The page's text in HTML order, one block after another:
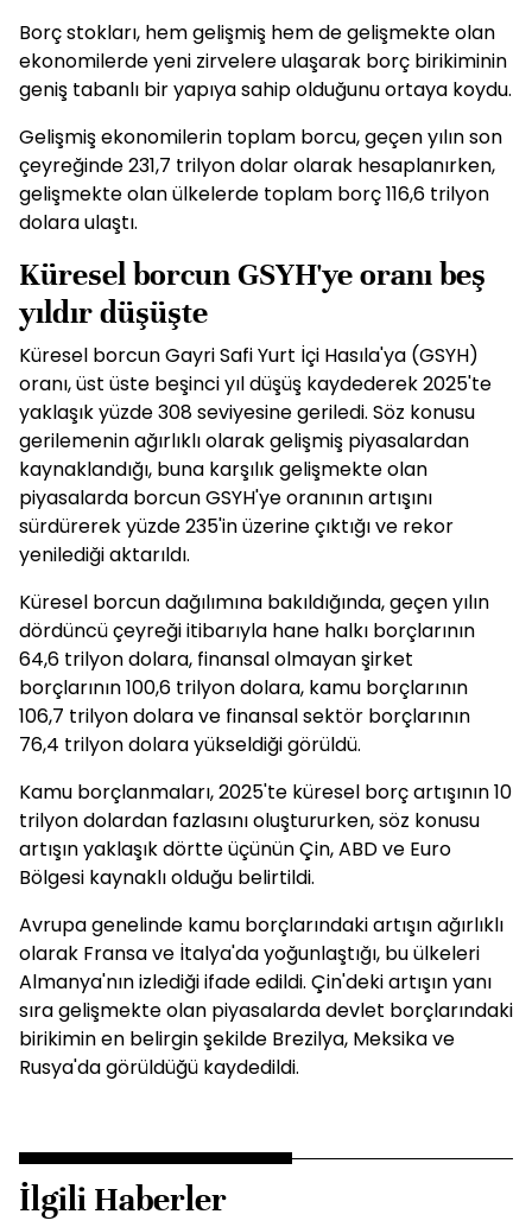
Borç stokları, hem gelişmiş hem de gelişmekte olan
ekonomilerde yeni zirvelere ulaşarak borç birikiminin
geniş tabanlı bir yapıya sahip olduğunu ortaya koydu.
Gelişmiş ekonomilerin toplam borcu, geçen yılın son
çeyreğinde 231,7 trilyon dolar olarak hesaplanırken,
gelişmekte olan ülkelerde toplam borç 116,6 trilyon
dolara ulaştı.
Küresel borcun GSYH'ye oranı beş
yıldır düşüşte
Küresel borcun Gayri Safi Yurt İçi Hasıla'ya (GSYH)
oranı, üst üste beşinci yıl düşüş kaydederek 2025'te
yaklaşık yüzde 308 seviyesine geriledi. Söz konusu
gerilemenin ağırlıklı olarak gelişmiş piyasalardan
kaynaklandığı, buna karşılık gelişmekte olan
piyasalarda borcun GSYH'ye oranının artışını
sürdürerek yüzde 235'in üzerine çıktığı ve rekor
yenilediği aktarıldı.
Küresel borcun dağılımına bakıldığında, geçen yılın
dördüncü çeyreği itibarıyla hane halkı borçlarının
64,6 trilyon dolara, finansal olmayan şirket
borçlarının 100,6 trilyon dolara, kamu borçlarının
106,7 trilyon dolara ve finansal sektör borçlarının
76,4 trilyon dolara yükseldiği görüldü.
Kamu borçlanmaları, 2025'te küresel borç artışının 10
trilyon dolardan fazlasını oluştururken, söz konusu
artışın yaklaşık dörtte üçünün Çin, ABD ve Euro
Bölgesi kaynaklı olduğu belirtildi.
Avrupa genelinde kamu borçlarındaki artışın ağırlıklı
olarak Fransa ve İtalya'da yoğunlaştığı, bu ülkeleri
Almanya'nın izlediği ifade edildi. Çin'deki artışın yanı
sıra gelişmekte olan piyasalarda devlet borçlarındaki
birikimin en belirgin şekilde Brezilya, Meksika ve
Rusya'da görüldüğü kaydedildi.
İlgili Haberler